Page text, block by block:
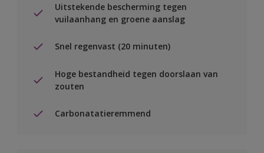
Uitstekende bescherming tegen
vuilaanhang en groene aanslag
Snel regenvast (20 minuten)
Hoge bestandheid tegen doorslaan van
zouten
Carbonatatieremmend